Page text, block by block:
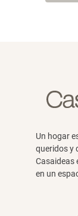
Un hogar
queridos y
Casaideas
en un